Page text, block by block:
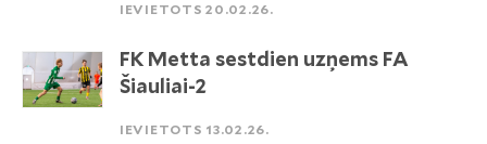
IEVIETOTS 20.02.26.
FK Metta sestdien uzņems FA
Šiauliai-2
IEVIETOTS 13.02.26.